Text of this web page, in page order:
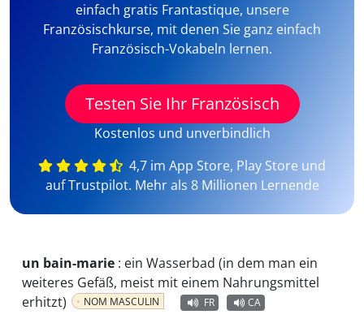
einfach gratis Frantastique, unsere
Französischkurse, mit denen Sie ganz einfach
Französisch-Vokabeln lernen.
Testen Sie Ihr Französisch
Kostenlos und unverbindlich
4,7 im App Store, Play Store und
auf Trustpilot. Mehr als 8 Millionen Lernende
un bain-marie : ein Wasserbad (in dem man ein
weiteres Gefäß, meist mit einem Nahrungsmittel
erhitzt)
NOM MASCULIN FR CA